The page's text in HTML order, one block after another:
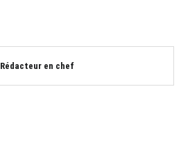
Rédacteur en chef